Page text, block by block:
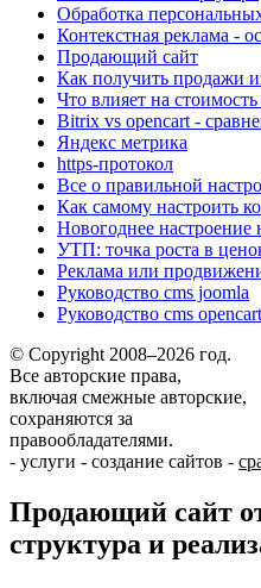
Обработка
Контекстная реклама -
Продающий сайт
Как получить продажи
Что влияет на стоимость
Bitrix vs opencart -
Яндекс метрика
https-протокол
Все о правильной
Как самому настроить
Новогоднее настроение
УТП: точка роста в
Реклама или
Руководство cms joomla
Руководство cms opencart
© Copyright 2008–2026 год.
Все авторские права,
включая смежные авторские,
сохраняются за
правообладателями.
- услуги - создание сайтов -
Продающий сайт
структура и